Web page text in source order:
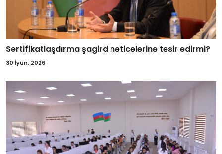
Sertifikatlaşdırma şagird nəticələrinə təsir edirmi?
30 İyun, 2026